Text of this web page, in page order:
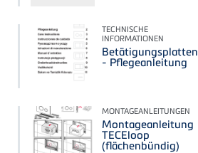
TECHNISCHE
INFORMATIONEN
Betätigungsplatten
- Pflegeanleitung
MONTAGEANLEITUNGEN
Montageanleitung
TECEloop
(flächenbündig)